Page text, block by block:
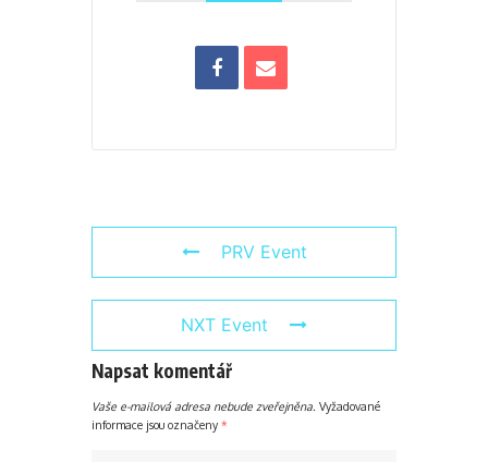
PRV Event
NXT Event
Napsat komentář
Vaše e-mailová adresa nebude zveřejněna. Vyžadované
informace jsou označeny *